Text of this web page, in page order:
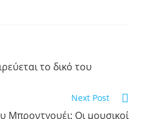
το δικό του
Next Post
Μπροντγουέι: Οι μουσικοί